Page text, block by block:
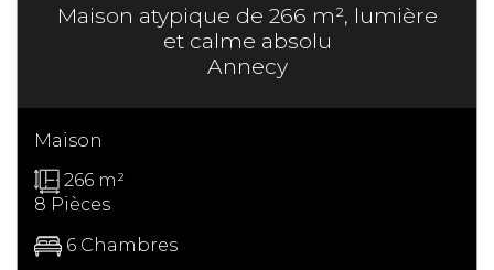
Maison atypique de 266 m², lumière
et calme absolu
Annecy
Maison
266 m²
8 Pièces
6 Chambres